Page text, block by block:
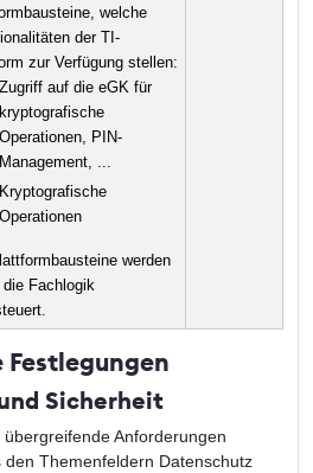
welche
der TI-
zur Verfügung stellen:
Zugriff auf die eGK für
kryptografische
Operationen, PIN-
Management, ...
Kryptografische
Operationen
werden
die Fachlogik
Sicherheit
Anforderungen
Themenfeldern Datenschutz